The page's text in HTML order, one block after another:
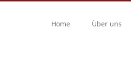
Home Über uns